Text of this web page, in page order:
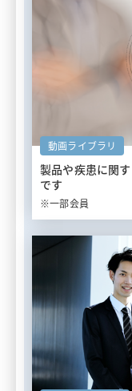
動画ライブラリ
製品や疾患に関
です
※一部会員